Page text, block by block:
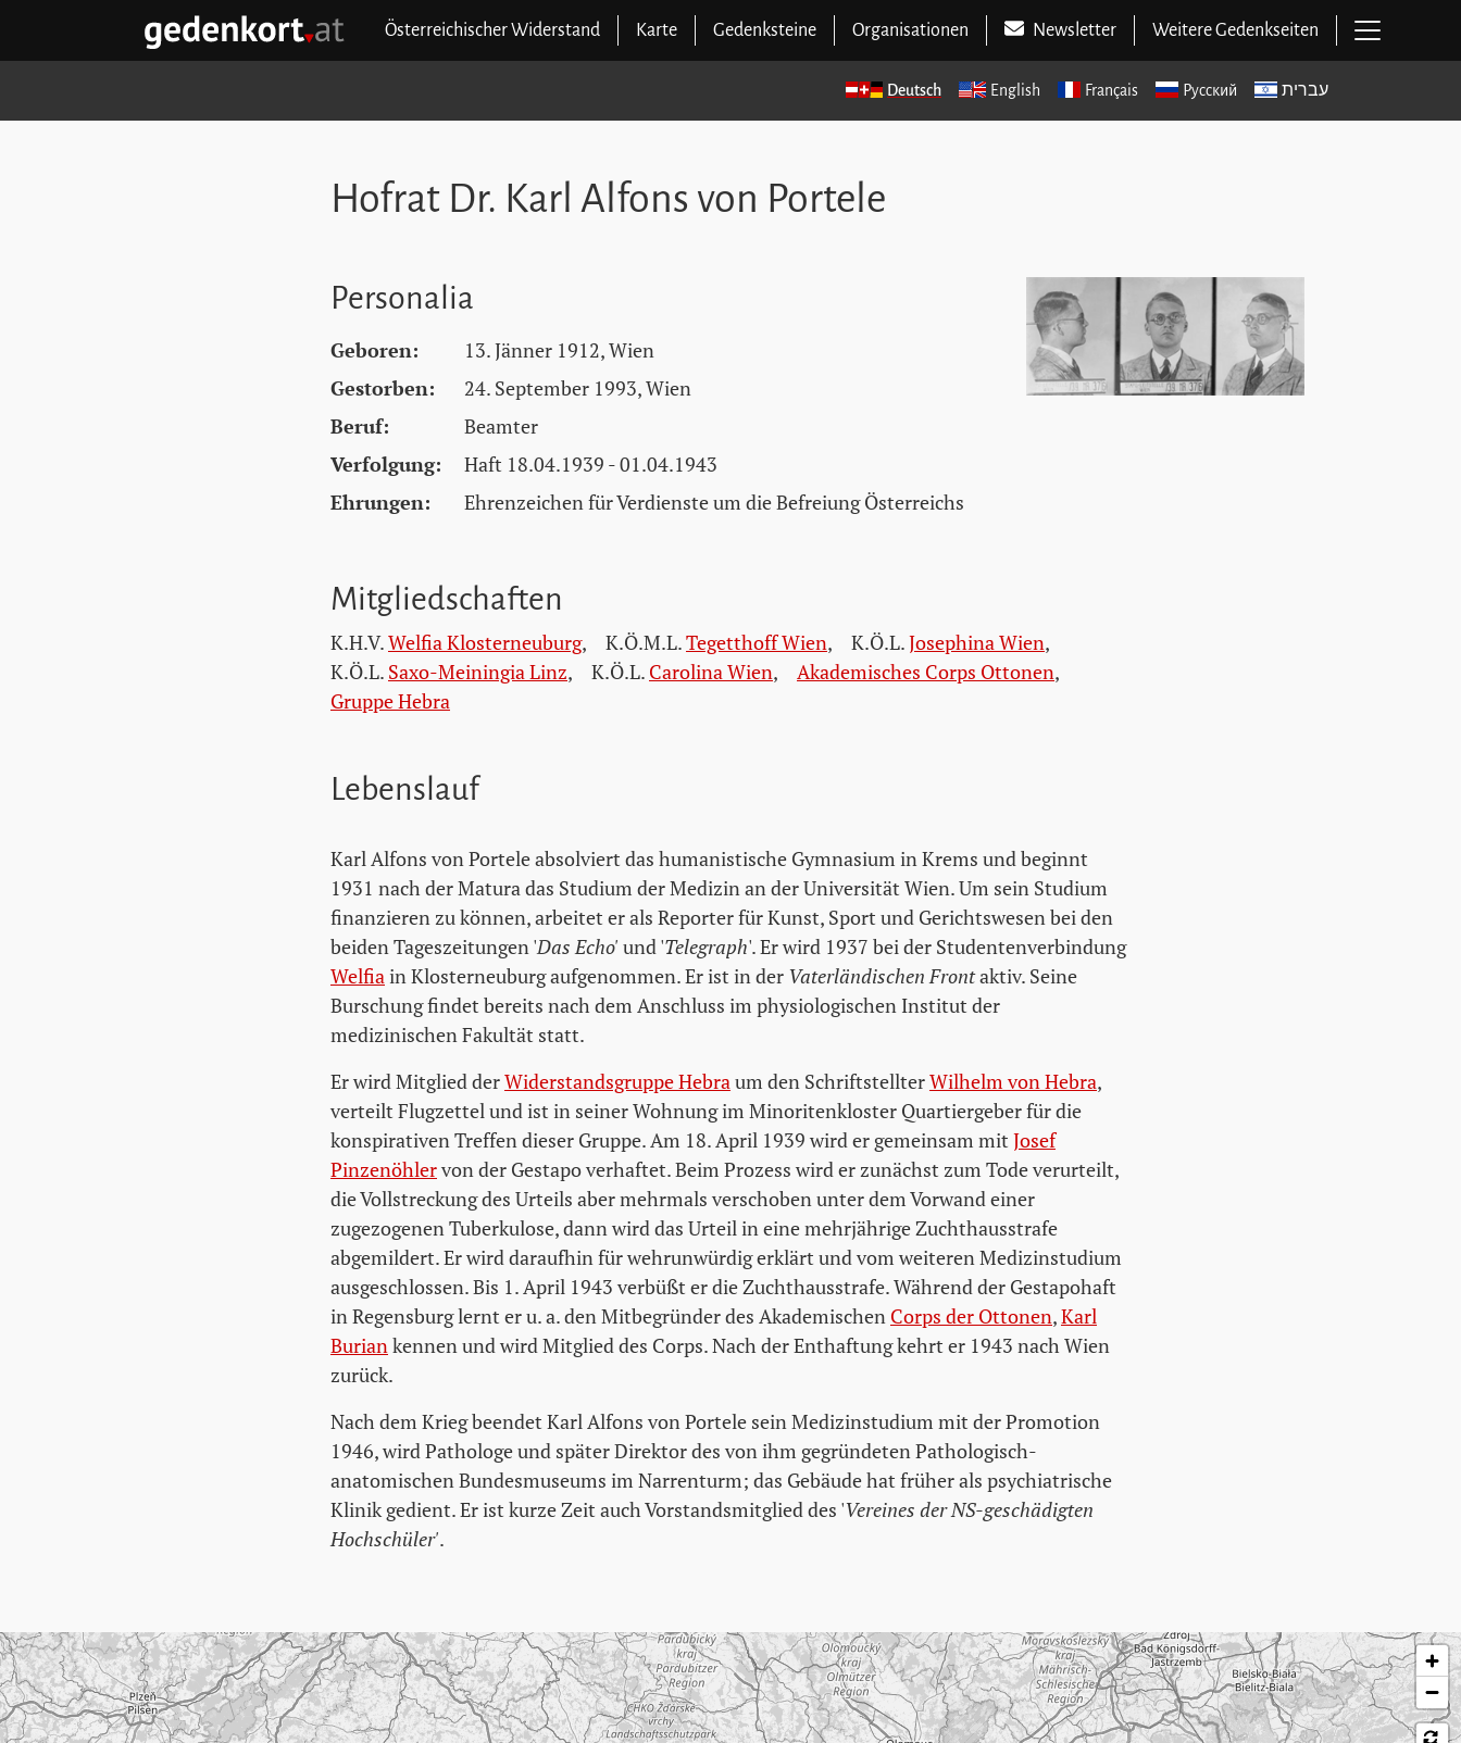
Zum Hauptinhalt springen
Zum Hauptmenü springen
Zu den Quicklinks springen
GEDENKORT - STARTSEITE
Österreichischer Widerstand Karte Gedenksteine Organisationen Newsletter Weitere Gedenkseiten
Deutsch English Français Русский עברית
Hofrat Dr. Karl Alfons von Portele
Personalia
Geboren:
13. Jänner 1912, Wien
Gestorben:
24. September 1993, Wien
Beruf:
Beamter
Verfolgung:
Haft 18.04.1939 - 01.04.1943
Ehrungen:
Ehrenzeichen für Verdienste um die Befreiung Österreichs
Mitgliedschaften
K.H.V.Welfia Klosterneuburg, K.Ö.M.L.Tegetthoff Wien, K.Ö.L.Josephina Wien,
K.Ö.L. Saxo-Meiningia Linz, K.Ö.L. Carolina Wien, Akademisches Corps Ottonen,
Gruppe Hebra
Lebenslauf
Karl Alfons von Portele absolviert das humanistische Gymnasium in Krems und beginnt
1931 nach der Matura das Studium der Medizin an der Universität Wien. Um sein Studium
finanzieren zu können, arbeitet er als Reporter für Kunst, Sport und Gerichtswesen bei den
beiden Tageszeitungen 'Das Echo' und 'Telegraph'. Er wird 1937 bei der Studentenverbindung
Welfiain Klosterneuburg aufgenommen. Er ist in der Vaterländischen Frontaktiv. Seine
Burschung findet bereits nach dem Anschluss im physiologischen Institut der
medizinischen Fakultät statt.
Er wird Mitglied derWiderstandsgruppe Hebraum den SchriftstellterWilhelm von Hebra,
verteilt Flugzettel und ist in seiner Wohnung im Minoritenkloster Quartiergeber für die
konspirativen Treffen dieser Gruppe. Am 18. April 1939 wird er gemeinsam mit Josef
Pinzenöhlervon der Gestapo verhaftet. Beim Prozess wird er zunächst zum Tode verurteilt,
die Vollstreckung des Urteils aber mehrmals verschoben unter dem Vorwand einer
zugezogenen Tuberkulose, dann wird das Urteil in eine mehrjährige Zuchthausstrafe
abgemildert. Er wird daraufhin für wehrunwürdig erklärt und vom weiteren Medizinstudium
ausgeschlossen. Bis 1. April 1943 verbüßt er die Zuchthausstrafe. Während der Gestapohaft
in Regensburg lernt er u. a. den Mitbegründer des Akademischen Corps der Ottonen,Karl
Buriankennen und wird Mitglied des Corps. Nach der Enthaftung kehrt er 1943 nach Wien
zurück.
Nach dem Krieg beendet Karl Alfons von Portele sein Medizinstudium mit der Promotion
1946, wird Pathologe und später Direktor des von ihm gegründeten Pathologisch-
anatomischen Bundesmuseums im Narrenturm; das Gebäude hat früher als psychiatrische
Klinik gedient. Er ist kurze Zeit auch Vorstandsmitglied des 'Vereines der NS-geschädigten
Hochschüler'.
Karte überspringen